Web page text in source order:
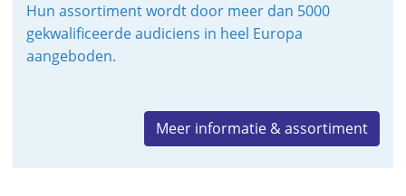
Hun assortiment wordt door meer dan 5000
gekwalificeerde audiciens in heel Europa
aangeboden.
Meer informatie & assortiment